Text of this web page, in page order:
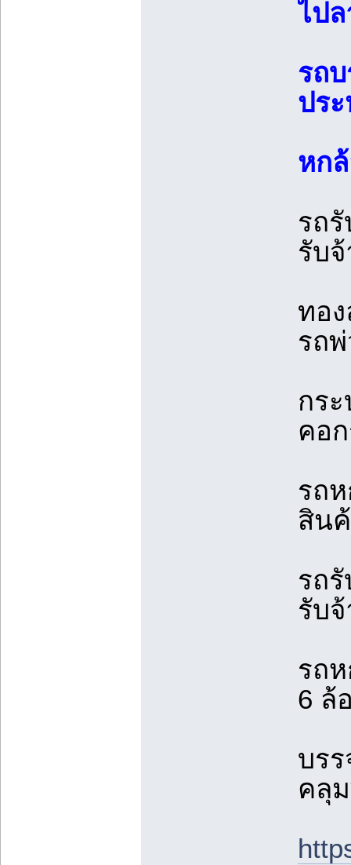
ไป
รถ
ปร
หก
รถ
รับ
ทอ
รถ
กร
คอ
รถ
สิน
รถ
รับจ้
รถ
6 ล้
บร
คลุ